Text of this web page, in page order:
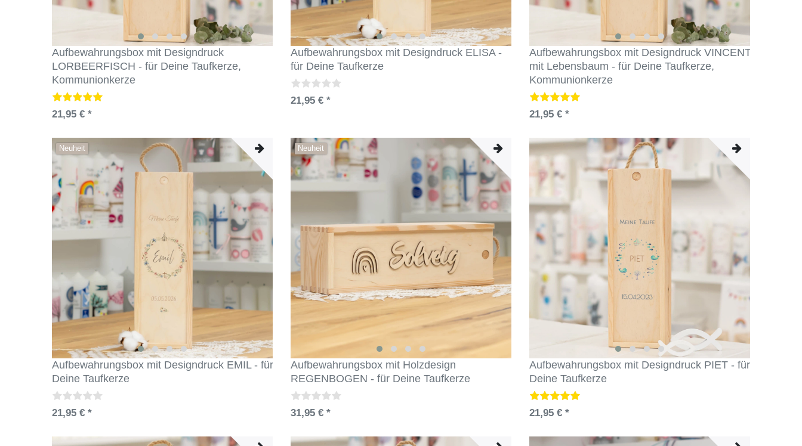
Aufbewahrungsbox mit Designdruck
LORBEERFISCH - für Deine Taufkerze,
Kommunionkerze
21,95 € *
Aufbewahrungsbox mit Designdruck ELISA -
für Deine Taufkerze
21,95 € *
Aufbewahrungsbox mit Designdruck VINCENT
mit Lebensbaum - für Deine Taufkerze,
Kommunionkerze
21,95 € *
Neuheit
Aufbewahrungsbox mit Designdruck EMIL - für
Deine Taufkerze
21,95 € *
Neuheit
Aufbewahrungsbox mit Holzdesign
REGENBOGEN - für Deine Taufkerze
31,95 € *
Aufbewahrungsbox mit Designdruck PIET - für
Deine Taufkerze
21,95 € *